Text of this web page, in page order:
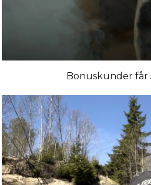
Bonuskunder får